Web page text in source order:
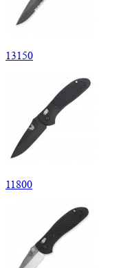
13150
11800